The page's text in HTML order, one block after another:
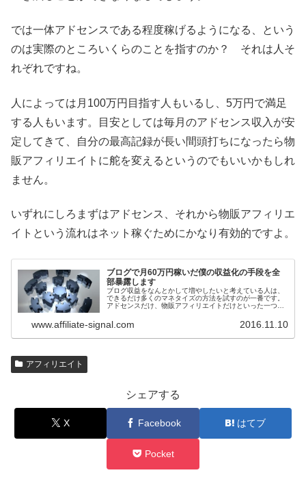
では一体アドセンスである程度稼げるようになる、という
のは実際のところいくらのことを指すのか？ それは人そ
れぞれですね。
人によっては月100万円目指す人もいるし、5万円で満足
する人もいます。目安としては毎月のアドセンス収入が安
定してきて、自分の最高記録が長い間頭打ちになったら物
販アフィリエイトに舵を変えるというのでもいいかもしれ
ません。
いずれにしろまずはアドセンス、それから物販アフィリエ
イトという流れはネット稼ぐためにかなり有効的ですよ。
ブログで月60万円稼いだ僕の収益化の手段を全
部暴露します
ブログ収益をなんとかして増やしたいと考えている人は、
できるだけ多くのマネタイズの方法を試すのが一番です。
アドセンスだけ、物販アフィリエイトだけといった一つの
こで僕のブログから実際に安定して...
www.affiliate-signal.com 2016.11.10
アフィリエイト
シェアする
X Facebook はてブ
Pocket